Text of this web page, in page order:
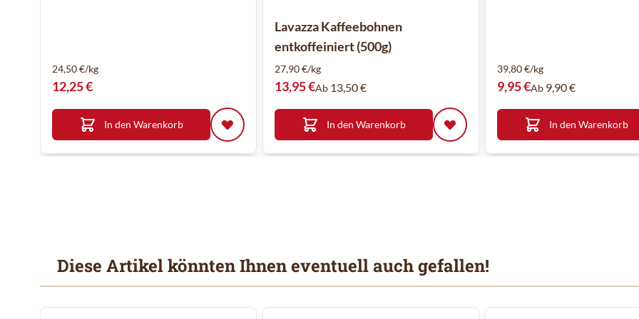
24,50 €/kg
12,25 €
In den Warenkorb
Lavazza Kaffeebohnen
entkoffeiniert (500g)
27,90 €/kg
13,95 €Ab 13,50 €
In den Warenkorb
39,80 €/kg
9,95 €Ab 9,90 €
In den Warenkorb
Diese Artikel könnten Ihnen eventuell auch gefallen!
Mit der Tabulatortaste können Sie durch die Elemente des Karussells navigieren. Mit den Skip-Links können Sie das
Clicken, um das Karussell zu überspringen